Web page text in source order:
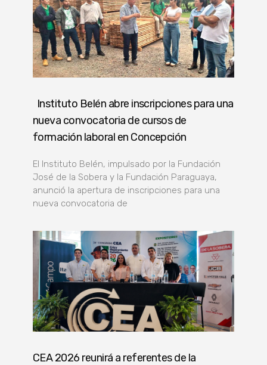
Instituto Belén abre inscripciones para una
nueva convocatoria de cursos de
formación laboral en Concepción
El Instituto Belén, impulsado por la Fundación
José de la Sobera y la Fundación Paraguaya,
anunció la apertura de inscripciones para una
nueva convocatoria de
CEA 2026 reunirá a referentes de la